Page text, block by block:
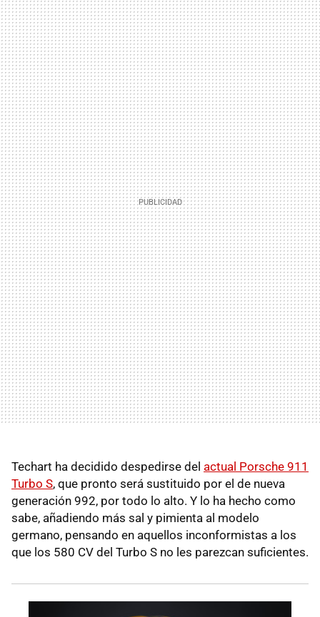
Techart ha decidido despedirse del actual Porsche 911
Turbo S, que pronto será sustituido por el de nueva
generación 992, por todo lo alto. Y lo ha hecho como
sabe, añadiendo más sal y pimienta al modelo
germano, pensando en aquellos inconformistas a los
que los 580 CV del Turbo S no les parezcan suficientes.